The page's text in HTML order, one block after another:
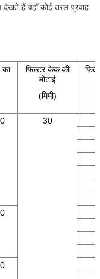
हैं वहाँ कोई तरल प्रवाह
का
फ़िल्टर केक की
मोटाई
(मिमी)
30